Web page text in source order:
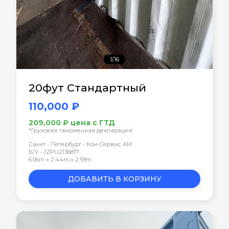
1/16
20фут Стандартный
110,000 ₽
209,000 ₽ цена с ГТД
*Грузовая таможенная декларация
Санкт - Петербург - Кон-Сервис АМ
Б/У • JZPU2136817
6.06m x 2.44m x 2.59m
ДОБАВИТЬ В КОРЗИНУ